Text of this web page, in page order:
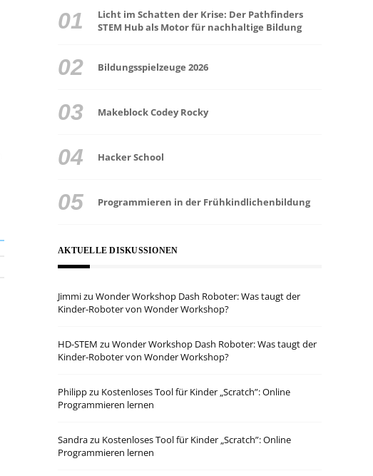
Licht im Schatten der Krise: Der Pathfinders
STEM Hub als Motor für nachhaltige Bildung
Bildungsspielzeuge 2026
Makeblock Codey Rocky
Hacker School
Programmieren in der Frühkindlichenbildung
AKTUELLE DISKUSSIONEN
Jimmizu Wonder Workshop Dash Roboter: Was taugt der
Kinder-Roboter von Wonder Workshop?
HD-STEM zu Wonder Workshop Dash Roboter: Was taugt der
Kinder-Roboter von Wonder Workshop?
Philippzu Kostenloses Tool für Kinder „Scratch”: Online
Programmieren lernen
Sandrazu Kostenloses Tool für Kinder „Scratch”: Online
Programmieren lernen